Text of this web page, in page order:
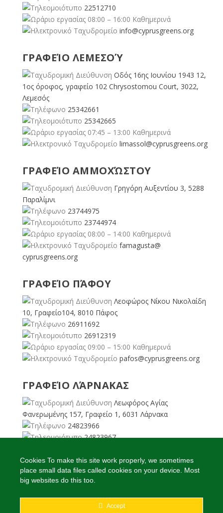
22512710
08:00 – 16:00 Καθημερινά
info@cyprusgreens.org
ΓΡΑΦΕΊΟ ΛΕΜΕΣΟΎ
Οδός 16ης Ιουνίου 1943 12,
1ος όροφος, γραφείο 102 Chrysostomou Court, 3022,
Λεμεσός
25342661
25342665
07:45 – 13:00 Καθημερινά
limassol@cyprusgreens.org
ΓΡΑΦΕΊΟ ΑΜΜΟΧΏΣΤΟΥ
Γρηγόρη Αυξεντίου 3, 5288
Παραλίμνι
23744975
23744974
08:00 – 14:00 Καθημερινά
famagusta@
cyprusgreens.org
ΓΡΑΦΕΊΟ ΠΆΦΟΥ
Λεοφώρος Νίκου Νικολαίδη
10, Γραφείο104, 8010 Πάφος
26911692
26912319
09:00 – 15:00 Καθημερινά
pafos@cyprusgreens.org
ΓΡΑΦΕΊΟ ΛΆΡΝΑΚΑΣ
Λεωφόρος Αγίας
Φανερωμένης 157, Γραφείο 1, 6031 Λάρνακα
24823966
24823967
larnaka@cyprusgreens.
org
Cookies To make this site work properly, we sometimes
place small data files called cookies on your device. Most
big websites do this too.
Accept